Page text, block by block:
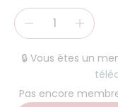
🔒 Vous êtes un
Pas encore